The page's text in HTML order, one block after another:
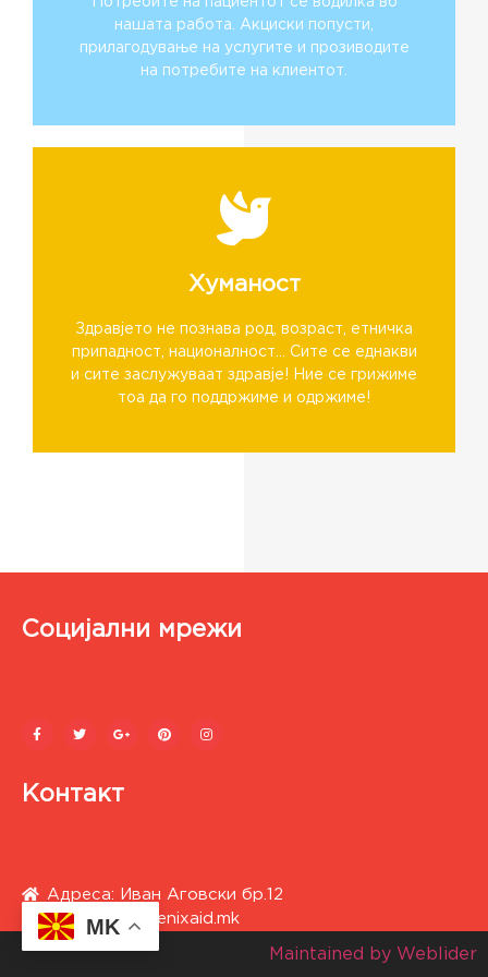
нашата работа. Акциски попусти,
прилагодување на услугите и прозиводите
на потребите на клиентот.
Хуманост
Здравјето не познава род, возраст, етничка
припадност, националност... Сите се еднакви
и сите заслужуваат здравје! Ние се грижиме
тоа да го поддржиме и одржиме!
Социјални мрежи
Контакт
Адреса: Иван Аговски бр.12
contact@3dfenixaid.mk
Maintained by Weblider
MK